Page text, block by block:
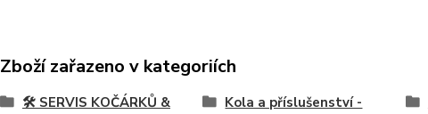
Zboží zařazeno v kategoriích
🛠️ SERVIS KOČÁRKŮ &
Kola a příslušenství -